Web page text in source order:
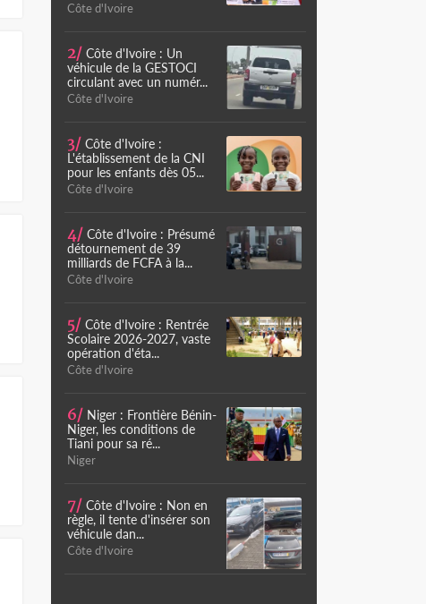
Côte d'Ivoire
2/ Côte d'Ivoire : Un
véhicule de la GESTOCI
circulant avec un numér...
Côte d'Ivoire
3/ Côte d'Ivoire :
L'établissement de la CNI
pour les enfants dès 05...
Côte d'Ivoire
4/ Côte d'Ivoire : Présumé
détournement de 39
milliards de FCFA à la...
Côte d'Ivoire
5/ Côte d'Ivoire : Rentrée
Scolaire 2026-2027, vaste
opération d'éta...
Côte d'Ivoire
6/ Niger : Frontière Bénin-
Niger, les conditions de
Tiani pour sa ré...
Niger
7/ Côte d'Ivoire : Non en
règle, il tente d'insérer son
véhicule dan...
Côte d'Ivoire